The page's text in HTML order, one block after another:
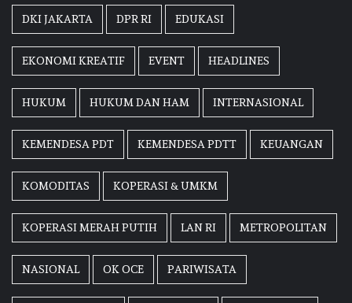
DKI JAKARTA DPR RI EDUKASI
EKONOMI KREATIF EVENT HEADLINES
HUKUM HUKUM DAN HAM INTERNASIONAL
KEMENDESA PDT KEMENDESA PDTT KEUANGAN
KOMODITAS KOPERASI & UMKM
KOPERASI MERAH PUTIH LAN RI METROPOLITAN
NASIONAL OK OCE PARIWISATA